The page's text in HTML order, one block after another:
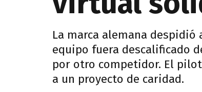
La marca alemana
equipo fuera descalificado
por otro competidor. El
a un proyecto de caridad.